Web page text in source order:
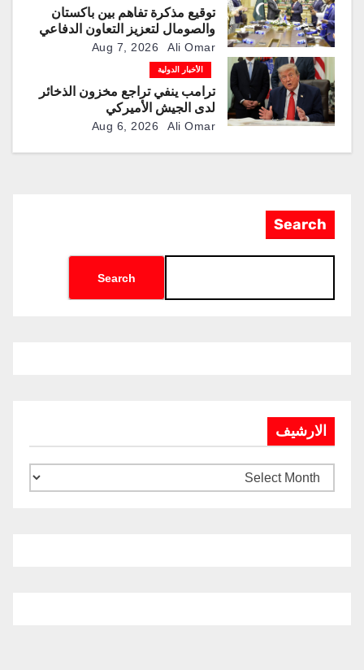
توقيع مذكرة تفاهم بين باكستان
والصومال لتعزيز التعاون الدفاعي
Aug 7, 2026 Ali Omar
الأخبار الدولية
ترامب ينفي تراجع مخزون الذخائر
لدى الجيش الأميركي
Aug 6, 2026 Ali Omar
Search
Search
الارشيف